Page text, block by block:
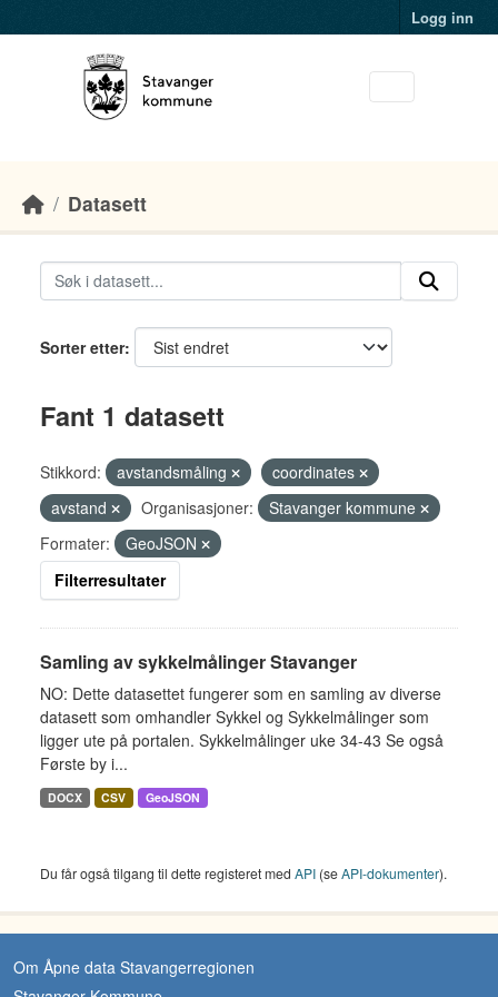
Logg inn
Datasett
Sorter etter
Fant 1 datasett
Stikkord: avstandsmåling
coordinates
avstand
Organisasjoner:
Stavanger kommune
Formater:
GeoJSON
Filterresultater
Samling av sykkelmålinger Stavanger
NO: Dette datasettet fungerer som en samling av diverse
datasett som omhandler Sykkel og Sykkelmålinger som
ligger ute på portalen. Sykkelmålinger uke 34-43 Se også
Første by i...
DOCX CSV GeoJSON
Du får også tilgang til dette registeret med API (seAPI-dokumenter).
Om Åpne data Stavangerregionen